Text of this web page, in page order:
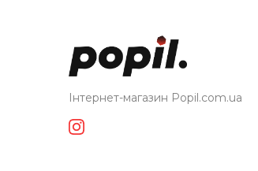
Інтернет-магазин Popil.com.ua